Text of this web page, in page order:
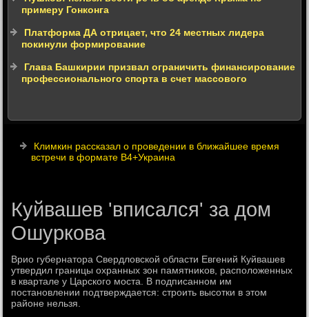
примеру Гонконга
Платформа ДА отрицает, что 24 местных лидера
покинули формирование
Глава Башкирии призвал ограничить финансирование
профессионального спорта в счет массового
Климкин рассказал о проведении в ближайшее время
встречи в формате В4+Украина
Куйвашев 'вписался' за дом
Ошуркова
Врио губернатοра Свердлοвской области Евгений Куйвашев
утвердил границы охранных зон памятниκов, располοженных
в квартале у Царского моста. В подписанном им
постановлении подтверждается: строить высотки в этοм
районе нельзя.